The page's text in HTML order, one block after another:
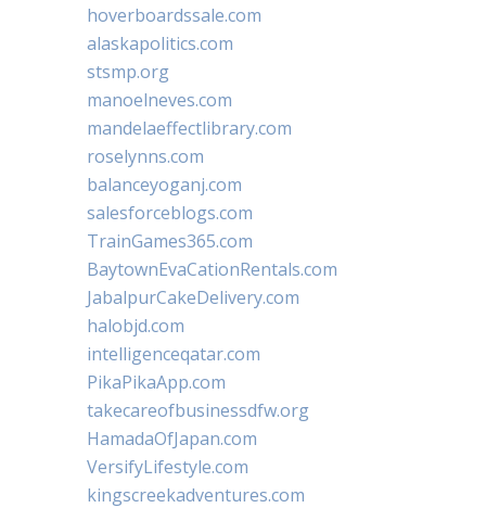
hoverboardssale.com
alaskapolitics.com
stsmp.org
manoelneves.com
mandelaeffectlibrary.com
roselynns.com
balanceyoganj.com
salesforceblogs.com
TrainGames365.com
BaytownEvaCationRentals.com
JabalpurCakeDelivery.com
halobjd.com
intelligenceqatar.com
PikaPikaApp.com
takecareofbusinessdfw.org
HamadaOfJapan.com
VersifyLifestyle.com
kingscreekadventures.com